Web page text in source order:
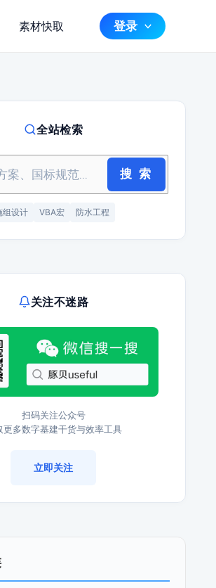
素材快取 登录
全站检索
搜 索
组设计 VBA宏 防水工程
关注不迷路
扫码关注公众号
更多数字基建干货与效率工具
立即关注